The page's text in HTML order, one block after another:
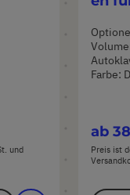
und
Farbe:
ab
Preis ist